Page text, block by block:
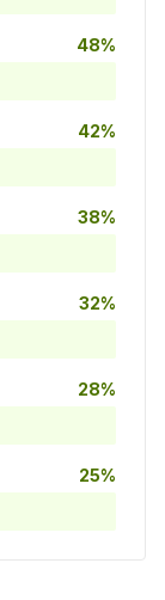
48%
42%
38%
32%
28%
25%